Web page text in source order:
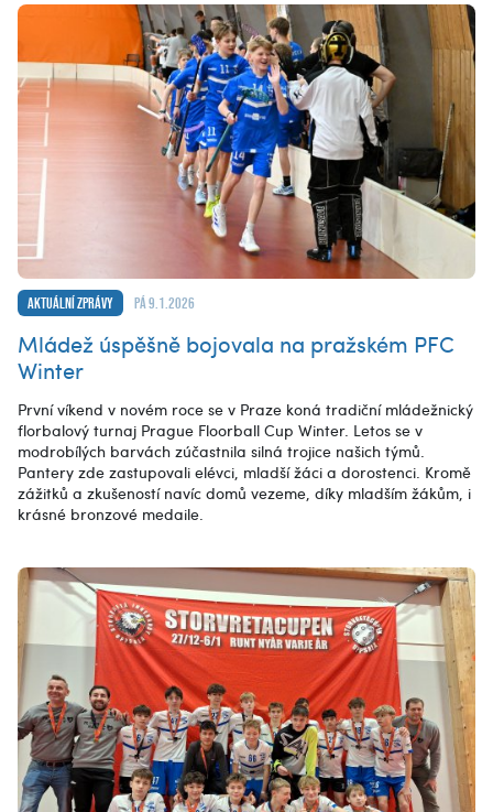
Aktuální zprávy pá 9.1.2026
Mládež úspěšně bojovala na pražském PFC
Winter
První víkend v novém roce se v Praze koná tradiční mládežnický
florbalový turnaj Prague Floorball Cup Winter. Letos se v
modrobílých barvách zúčastnila silná trojice našich týmů.
Pantery zde zastupovali elévci, mladší žáci a dorostenci. Kromě
zážitků a zkušeností navíc domů vezeme, díky mladším žákům, i
krásné bronzové medaile.